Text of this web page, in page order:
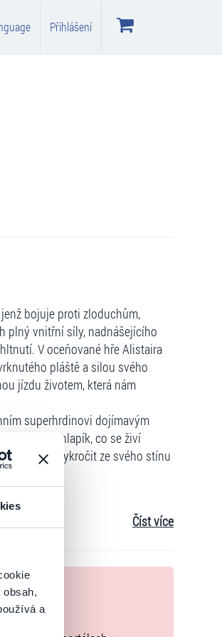
a
Přihlášení
bojuje proti zloduchům,
plný vnitřní síly, nadnášejícího
V oceňované hře Alistaira
pláště a silou svého
jízdu životem, která nám
superhrdinovi dojímavým
obyčejný chlapík, co se živí
muset vykročit ze svého stínu
Číst více